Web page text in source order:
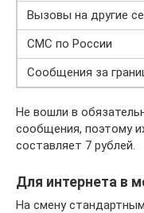
Вызовы на другие
СМС по России
Сообщения за
Не вошли в
сообщения, поэтому
составляет 7 рублей.
Для интернета в
На смену